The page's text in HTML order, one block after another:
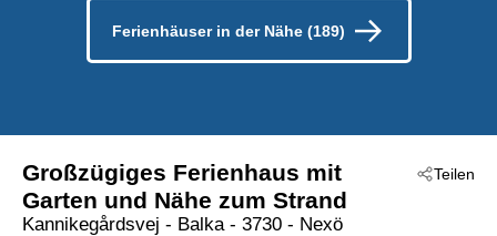
Ferienhäuser in der Nähe (189)
Teilen
Großzügiges Ferienhaus mit
Garten und Nähe zum Strand
Kannikegårdsvej - Balka - 3730 - Nexö